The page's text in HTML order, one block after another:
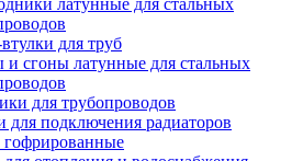
латунные для стальных
для труб
и сгоны латунные для стальных
для трубопроводов
для подключения радиаторов